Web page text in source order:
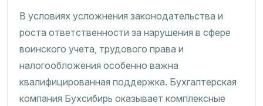
В условиях усложнения законодательства и
роста ответственности за нарушения в сфере
воинского учета, трудового права и
налогообложения особенно важна
квалифицированная поддержка. Бухгалтерская
компания Бухсибирь оказывает комплексные